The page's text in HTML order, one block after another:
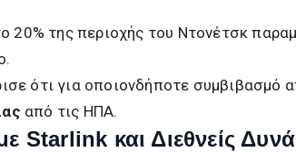
20% της περιοχής του Ντονέτσκ
ότι για οποιονδήποτε συμβιβασμό
από τις ΗΠΑ.
Starlink και Διεθνείς